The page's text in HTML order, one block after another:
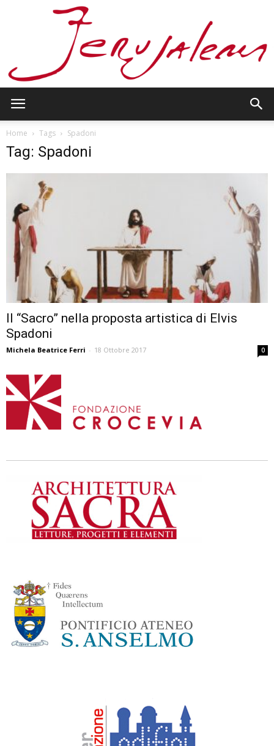
Home Tags Spadoni
Tag: Spadoni
Il “Sacro” nella proposta artistica di Elvis
Spadoni
Michela Beatrice Ferri - 18 Ottobre 2017 0